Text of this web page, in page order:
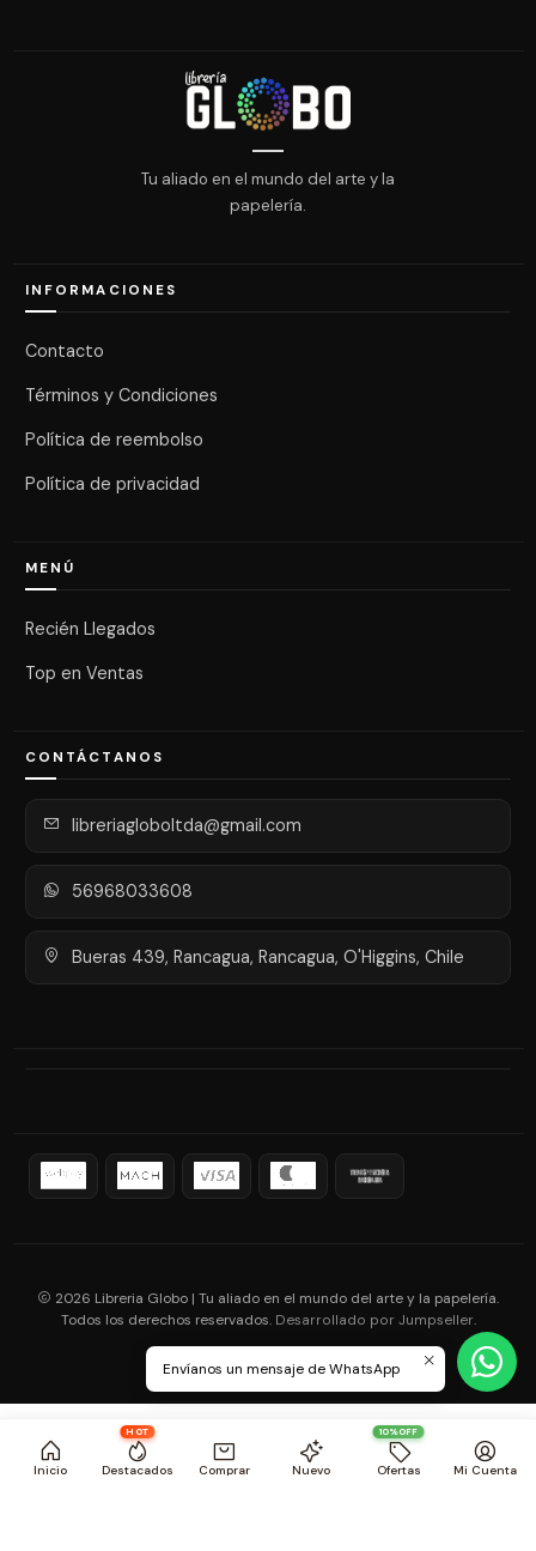
Inicio
HOT
Destacados Comprar Nuevo
10%OFF
Ofertas Mi Cuenta
Tu aliado en el mundo del arte y la
papelería.
INFORMACIONES
Contacto
Términos y Condiciones
Política de reembolso
Política de privacidad
MENÚ
Recién Llegados
Top en Ventas
CONTÁCTANOS
libreriagloboltda@gmail.com
56968033608
Bueras 439, Rancagua, Rancagua, O'Higgins, Chile
2026 Libreria Globo | Tu aliado en el mundo del arte y la papelería.
Todos los derechos reservados. Desarrollado por Jumpseller.
Envíanos un mensaje de WhatsApp